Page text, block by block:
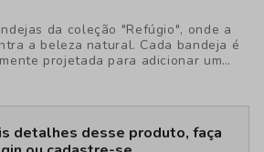
da coleção "Refúgio", onde a
a beleza natural. Cada bandeja é
projetada para adicionar um
praticidade ao seu espaço.
detalhes desse produto, faça